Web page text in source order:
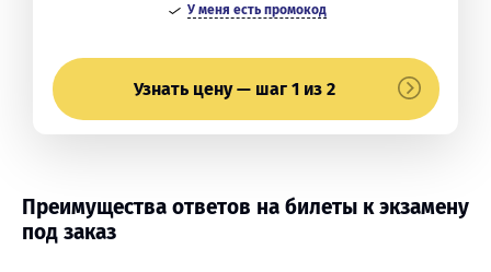
У меня есть промокод
Узнать цену — шаг 1 из 2
Преимущества ответов на билеты к экзамену
под заказ